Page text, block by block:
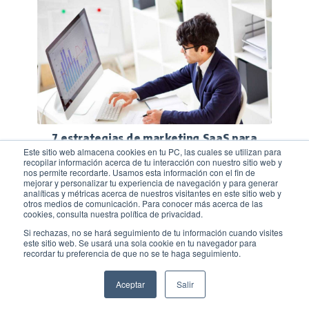
Este sitio web almacena cookies en tu PC, las cuales se utilizan para
recopilar información acerca de tu interacción con nuestro sitio web y
nos permite recordarte. Usamos esta información con el fin de
mejorar y personalizar tu experiencia de navegación y para generar
analíticas y métricas acerca de nuestros visitantes en este sitio web y
otros medios de comunicación. Para conocer más acerca de las
cookies, consulta nuestra política de privacidad.
Si rechazas, no se hará seguimiento de tu información cuando visites
este sitio web. Se usará una sola cookie en tu navegador para
recordar tu preferencia de que no se te haga seguimiento.
Aceptar Salir
7 estrategias de marketing SaaS para
aumentar las ventas de tu software
Leer más